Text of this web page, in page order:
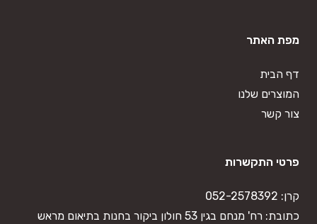
מפת האתר
דף הבית
המוצרים שלנו
צור קשר
פרטי התקשרות
קרן: 052-2578392
כתובת: רח' מנחם בגין 53 חולון ביקור בחנות בתיאום מראש